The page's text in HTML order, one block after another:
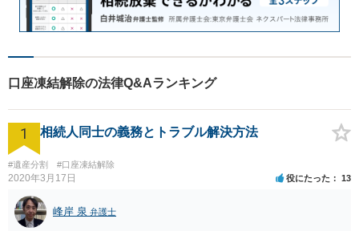
口座凍結解除の法律Q&Aランキング
1 相続人同士の義務とトラブル解決方法
#遺産分割 #口座凍結解除
2020年3月17日 役にたった 13
峰岸 泉 弁護士